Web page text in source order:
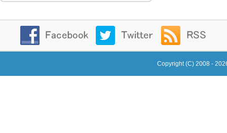
Copyright (C) 2008 -